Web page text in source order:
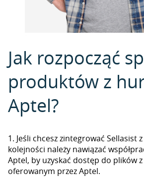
Jak rozpocząć
produktów z
Aptel?
1. Jeśli chcesz zintegrować Sellasist
kolejności należy nawiązać
Aptel, by uzyskać dostęp do plików
oferowanym przez Aptel.